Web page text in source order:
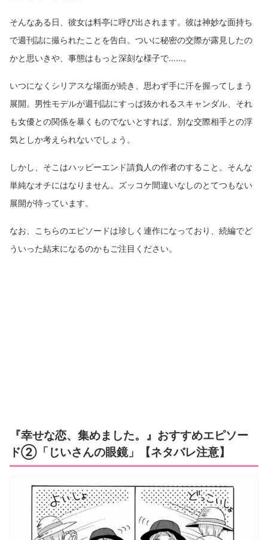
そんなある日、彼女は料亭に呼び出されます。彼は神妙な面持ち
で週刊誌に撮られたことを告白。ついに秘密の交際が露見したの
かと思いきや、事態はもっと深刻な様子で……。
いつになくシリアスな場面が続き、思わず手に汗を握ってしまう
展開。男性モデルが週刊誌にすっぱ抜かれるスキャンダル、それ
も女優との関係を暴くものでないとすれば、別な交際相手との浮
気としか考えられないでしょう。
しかし、そこはハッピーエンド請負人の作者のすること。そんな
単純なオチにはなりません。ズッコケ間違いなしのとてつもない
展開が待っています。
なお、こちらのエピソードは珍しく連作になっており、続編でど
ういった結末になるのかもご注目ください。
『幸せな恋、集めました。』おすすめエピソー
ド②「じいさんの眼鏡」【ネタバレ注意】